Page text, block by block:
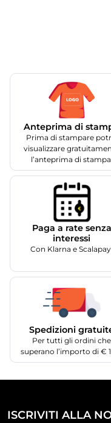
Anteprima di
Prima di stampare
visualizzare
l’anteprima di
Paga a rate senza
interessi
Con Klarna e
Spedizioni
Per tutti gli ordini che
superano l’importo di €
ISCRIVITI ALLA